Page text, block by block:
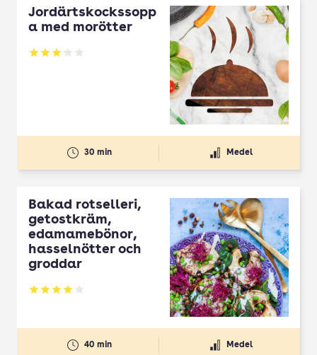
Jordärtskockssopp
a med morötter
Betyg: 3.2 av 5
30 min Medel
Bakad rotselleri,
getostkräm,
edamamebönor,
hasselnötter och
groddar
Betyg: 4.02 av 5
40 min Medel